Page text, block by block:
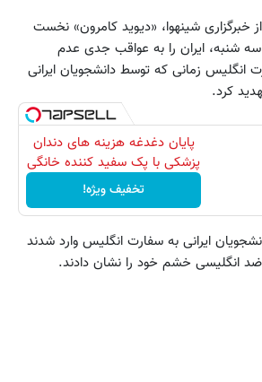
خبرگزاری شینهوا‏، «دیوید کامرون» نخست
سه شنبه، ایران را به عواقب جدی عدم
انگلیس زمانی که توسط دانشجویان ایرانی
کرد.
پایان دغدغه هزینه های دندان
پزشکی با پک سفید کننده خانگی
تخفیف ویژه!
ایرانی به سفارت انگلیس وارد شدند
انگلیسی خشم خود را نشان دادند.